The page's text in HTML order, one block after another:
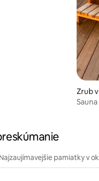
Zrub
Najzaujímavejšie pamiatky v